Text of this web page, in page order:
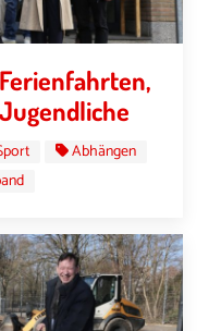
Abhängen